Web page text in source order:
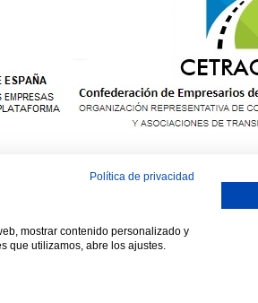
ASTRACAN - Web diseñada por sucursalvirtual
Política de privacidad
mostrar contenido personalizado y
que utilizamos, abre los ajustes.